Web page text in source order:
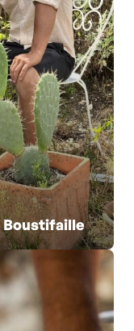
Boustifaille